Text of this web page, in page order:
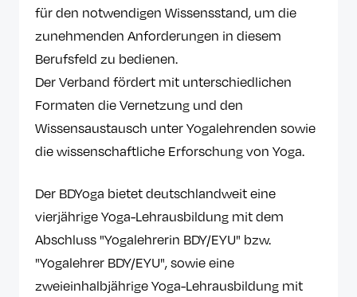
für den notwendigen Wissensstand, um die
zunehmenden Anforderungen in diesem
Berufsfeld zu bedienen.
Der Verband fördert mit unterschiedlichen
Formaten die Vernetzung und den
Wissensaustausch unter Yogalehrenden sowie
die wissenschaftliche Erforschung von Yoga.
Der BDYoga bietet deutschlandweit eine
vierjährige Yoga-Lehrausbildung mit dem
Abschluss "Yogalehrerin BDY/EYU" bzw.
"Yogalehrer BDY/EYU", sowie eine
zweieinhalbjährige Yoga-Lehrausbildung mit